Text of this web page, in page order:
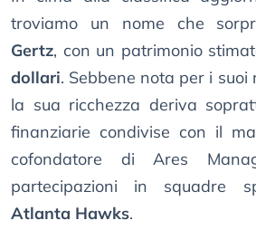
troviamo un nome che
Gertz, con un patrimonio
dollari. Sebbene nota per i suoi
la sua ricchezza deriva
finanziarie condivise con il
cofondatore di Ares
partecipazioni in squadre
Atlanta Hawks.